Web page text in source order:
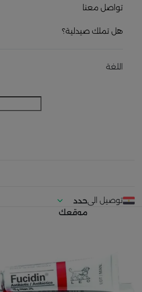
تواصل معنا
هل تملك صيدلية؟
اللغة
توصيل الىحدد
موقعك